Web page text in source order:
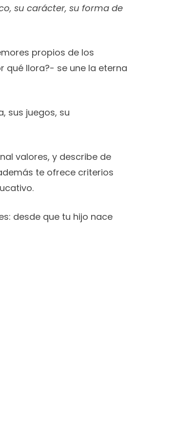
su carácter, su forma de
propios de los
qué llora?- se une la eterna
sus juegos, su
valores, y describe de
te ofrece criterios
desde que tu hijo nace